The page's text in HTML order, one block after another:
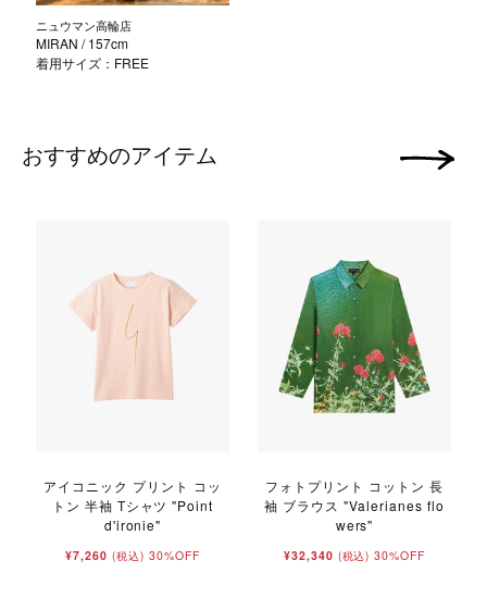
ニュウマン高輪店
MIRAN / 157cm
着用サイズ：FREE
おすすめのアイテム
アイコニック プリント コッ
トン 半袖 Tシャツ "Point
d'ironie"
¥7,260 (税込) 30%OFF
フォトプリント コットン 長
袖 ブラウス "Valerianes flo
wers"
¥32,340 (税込) 30%OFF
次の画像